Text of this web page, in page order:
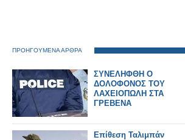
ΠΡΟΗΓΟΥΜΕΝΑ ΑΡΘΡΑ
ΣΥΝΕΛΗΦΘΗ Ο
ΔΟΛΟΦΟΝΟΣ ΤΟΥ
ΛΑΧΕΙΟΠΩΛΗ ΣΤΑ
ΓΡΕΒΕΝΑ
Επίθεση Ταλιμπάν